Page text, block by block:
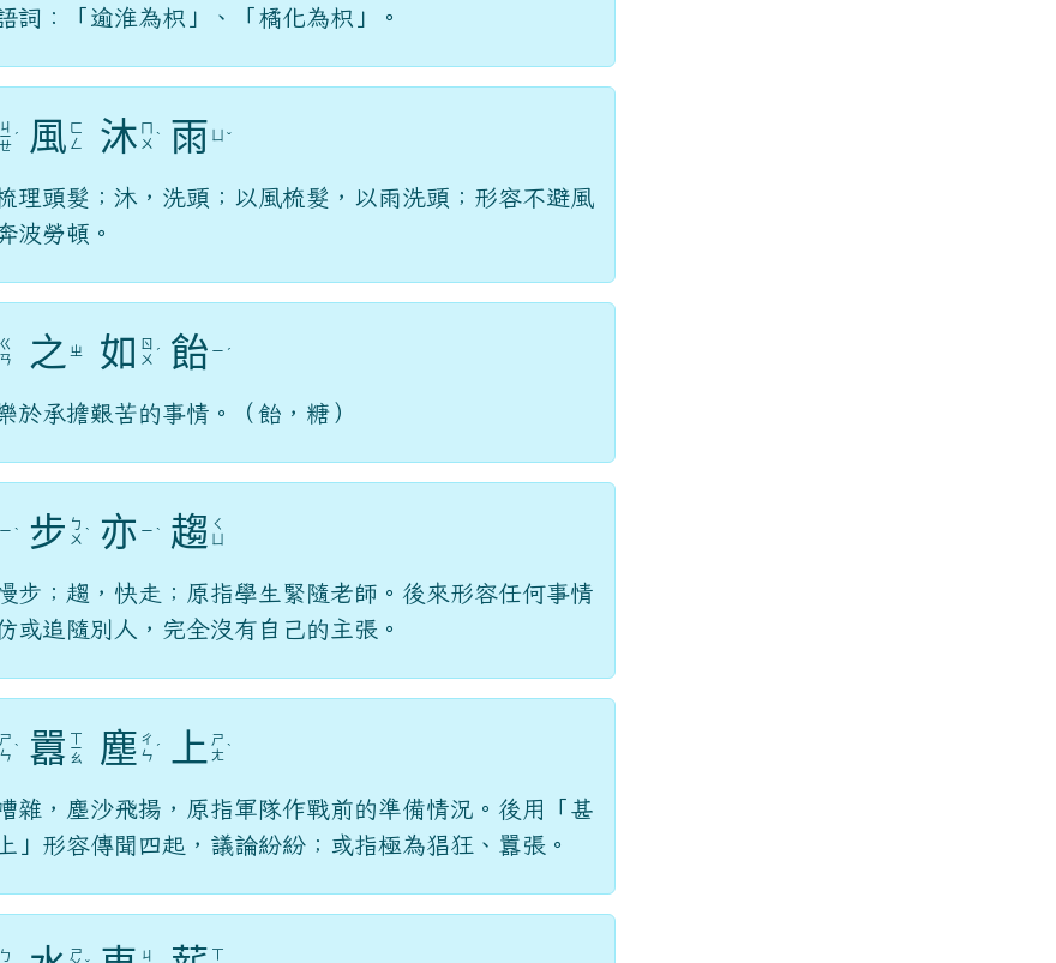
詞：「逾淮為枳」、「橘化為枳」。
ㄐ
ㄧ
ㄝ
ˊ 風 ㄈ
ㄥ
沐 ㄇ
ㄨ ˋ 雨 ˇ
理頭髮；沐，洗頭；以風梳髮，以雨洗頭；形容不避風
波勞頓。
ㄍ
ㄢ
之 ㄓ 如 ㄖ
ㄨ ˊ 飴 ㄧ ˊ
於承擔艱苦的事情。（飴，糖）
ㄧ ˋ 步 ㄅ
ㄨ ˋ 亦 ㄧ ˋ 趨 ㄑ
步；趨，快走；原指學生緊隨老師。後來形容任何事情
或追隨別人，完全沒有自己的主張。
ㄕ
ㄣ ˋ 囂 ㄒ
ㄧ
ㄠ 塵 ㄔ
ㄣ ˊ 上 ㄕ
ㄤ ˋ
雜，塵沙飛揚，原指軍隊作戰前的準備情況。後用「甚
」形容傳聞四起，議論紛紛；或指極為猖狂、囂張。
ㄅ
ㄕ
ㄐ
ㄒ